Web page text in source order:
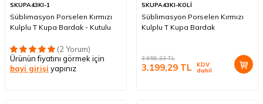
SKUPA43KI-1
Süblimasyon Porselen Kırmızı
Kulplu T Kupa Bardak - Kutulu
(2 Yorum)
Ürünün fiyatını görmek için
bayi girişi yapınız
SKUPA43KI-KOLİ
Süblimasyon Porselen Kırmızı
Kulplu T Kupa Bardak
3.656,33TL
3.199,29 TL KDV
dahil